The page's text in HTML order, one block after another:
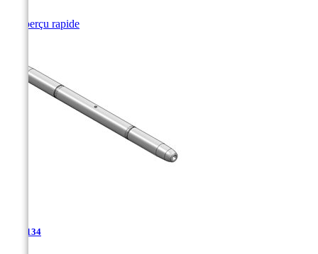
Aperçu rapide
TJA-134